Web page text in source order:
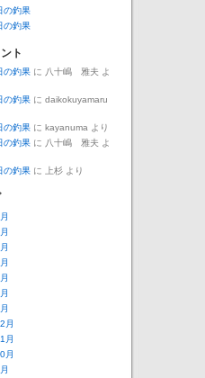
の釣果
の釣果
ト
の釣果 に 八十嶋 雅夫 よ
の釣果 に daikokuyamaru
の釣果 に kayanuma より
の釣果 に 八十嶋 雅夫 よ
の釣果 に 上杉 より
月
月
月